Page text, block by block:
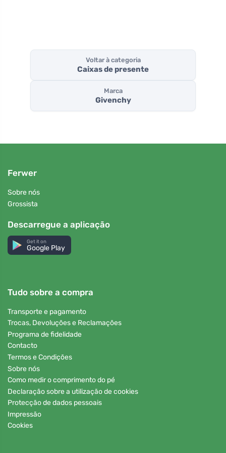
Voltar à categoria
Caixas de presente
Marca
Givenchy
Ferwer
Sobre nós
Grossista
Descarregue a aplicação
Get it on
Google Play
Tudo sobre a compra
Transporte e pagamento
Trocas, Devoluções e Reclamações
Programa de fidelidade
Contacto
Termos e Condições
Sobre nós
Como medir o comprimento do pé
Declaração sobre a utilização de cookies
Protecção de dados pessoais
Impressão
Cookies